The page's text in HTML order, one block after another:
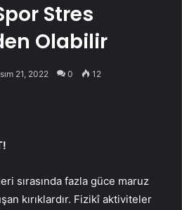
Stres
Olabilir
21, 2022 0 12
sırasında fazla güce maruz
kırıklardır. Fizikî aktiviteler